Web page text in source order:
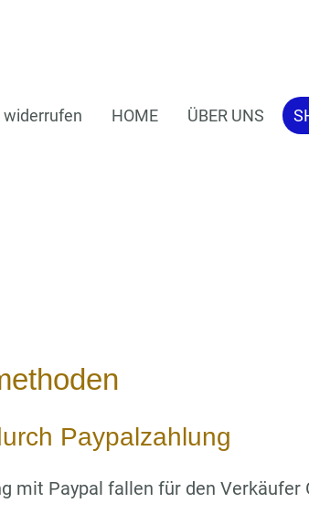
widerrufen HOME ÜBER UNS
Paypalzahlung
mit Paypal fallen für den Verkäufer